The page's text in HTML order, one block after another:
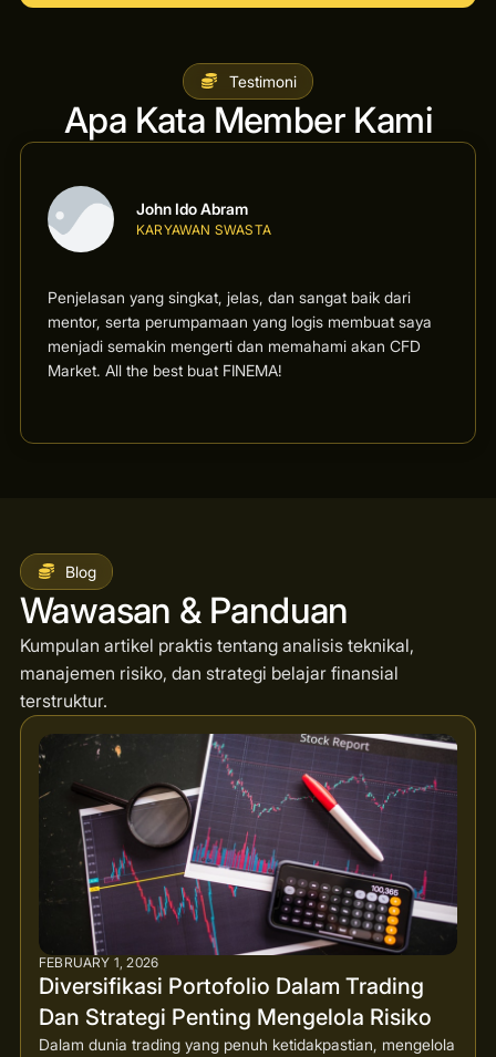
Testimoni
Apa Kata Member Kami
John Ido Abram
KARYAWAN SWASTA
Penjelasan yang singkat, jelas, dan sangat baik dari
mentor, serta perumpamaan yang logis membuat saya
menjadi semakin mengerti dan memahami akan CFD
Market. All the best buat FINEMA!
Blog
Wawasan & Panduan
Kumpulan artikel praktis tentang analisis teknikal,
manajemen risiko, dan strategi belajar finansial
terstruktur.
FEBRUARY 1, 2026
Diversifikasi Portofolio Dalam Trading
Dan Strategi Penting Mengelola Risiko
Dalam dunia trading yang penuh ketidakpastian, mengelola